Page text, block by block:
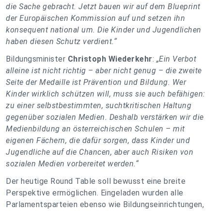
die Sache gebracht. Jetzt bauen wir auf dem Blueprint
der Europäischen Kommission auf und setzen ihn
konsequent national um. Die Kinder und Jugendlichen
haben diesen Schutz verdient.“
Bildungsminister Christoph Wiederkehr: „Ein Verbot
alleine ist nicht richtig – aber nicht genug – die zweite
Seite der Medaille ist Prävention und Bildung. Wer
Kinder wirklich schützen will, muss sie auch befähigen:
zu einer selbstbestimmten, suchtkritischen Haltung
gegenüber sozialen Medien. Deshalb verstärken wir die
Medienbildung an österreichischen Schulen – mit
eigenen Fächern, die dafür sorgen, dass Kinder und
Jugendliche auf die Chancen, aber auch Risiken von
sozialen Medien vorbereitet werden.“
Der heutige Round Table soll bewusst eine breite
Perspektive ermöglichen. Eingeladen wurden alle
Parlamentsparteien ebenso wie Bildungseinrichtungen,